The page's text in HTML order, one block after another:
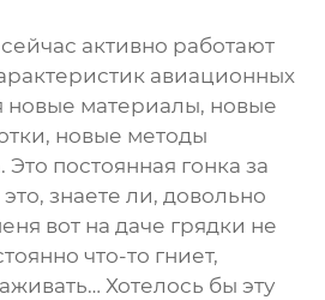
активно работают
авиационных
новые материалы, новые
новые методы
Это постоянная гонка за
знаете ли, довольно
вот на даче грядки не
что-то гниет,
Хотелось бы эту